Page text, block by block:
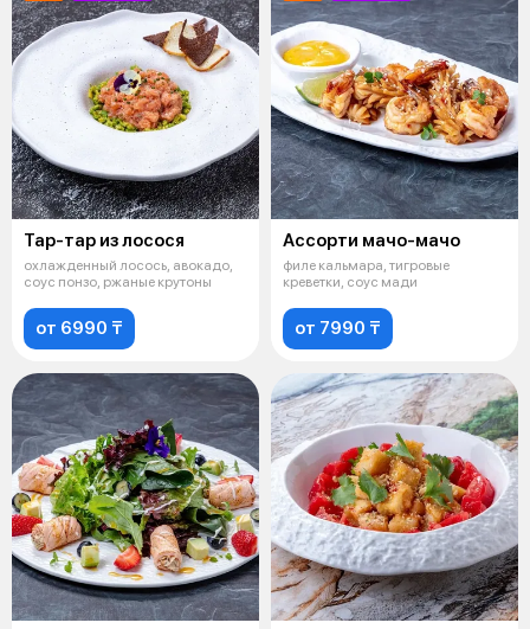
Тар-тар из лосося
охлажденный лосось, авокадо,
соус понзо, ржаные крутоны
от 6990 ₸
Ассорти мачо-мачо
филе кальмара, тигровые
креветки, соус мади
от 7990 ₸